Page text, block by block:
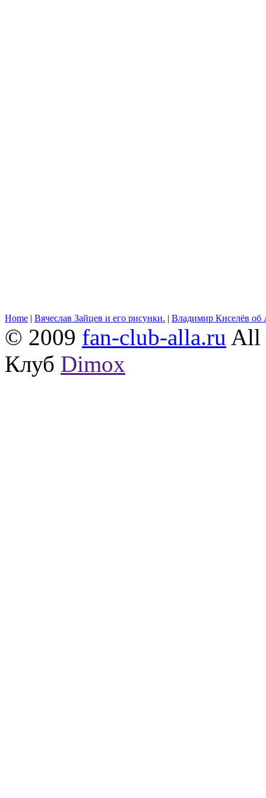
Home | Вячеслав Зайцев и его рисунки. | Владимир Киселёв об
© 2009 fan-club-alla.ru All
Клуб Dimox